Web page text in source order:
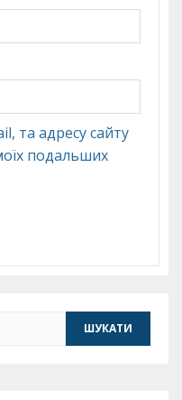
та адресу сайту
подальших